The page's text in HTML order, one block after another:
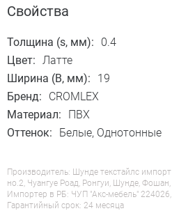
Свойства
Толщина (s, мм):
0.4
Цвет: Латте
Ширина (B, мм):
19
Бренд:
CROMLEX
Материал:
ПВХ
Оттенок:
Белые, Однотонные
Производитель: Шунде текстайлс
но.2, Чуангуе Роад, Ронгуи, Шунде, Фошан,
Импортер в РБ: ЧУП "Акс-мебель"
Гарантийный срок: 24 месяца